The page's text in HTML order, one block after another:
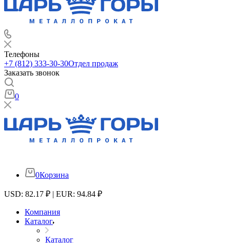
Телефоны
+7 (812) 333-30-30Отдел продаж
Заказать звонок
0
0Корзина
USD: 82.17 ₽ | EUR: 94.84 ₽
Компания
Каталог
Каталог